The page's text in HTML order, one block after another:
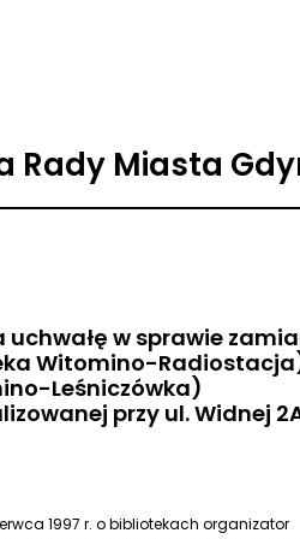
Rady Miasta
w sprawie
Witomino-
Leśniczówka)
przy ul. Widnej
1997 r. o bibliotekach organizator